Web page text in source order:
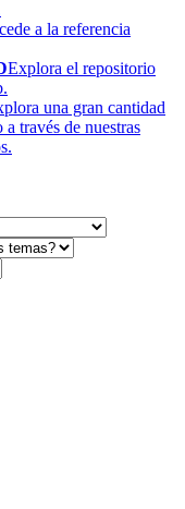
a la referencia
Explora el repositorio
una gran cantidad
través de nuestras